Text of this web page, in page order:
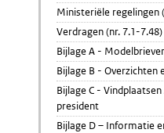
Ministeriële regelingen
Verdragen (nr. 7.1-7.48)
Bijlage A -
Bijlage B - Overzichten
Bijlage C -
president
Bijlage D – Informatie